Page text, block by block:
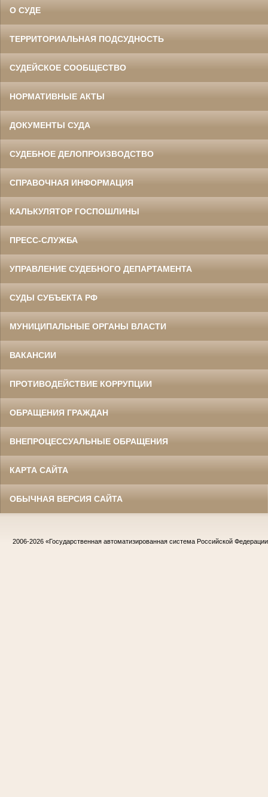
О СУДЕ
ТЕРРИТОРИАЛЬНАЯ ПОДСУДНОСТЬ
СУДЕЙСКОЕ СООБЩЕСТВО
НОРМАТИВНЫЕ АКТЫ
ДОКУМЕНТЫ СУДА
СУДЕБНОЕ ДЕЛОПРОИЗВОДСТВО
СПРАВОЧНАЯ ИНФОРМАЦИЯ
КАЛЬКУЛЯТОР ГОСПОШЛИНЫ
ПРЕСС-СЛУЖБА
УПРАВЛЕНИЕ СУДЕБНОГО ДЕПАРТАМЕНТА
СУДЫ СУБЪЕКТА РФ
МУНИЦИПАЛЬНЫЕ ОРГАНЫ ВЛАСТИ
ВАКАНСИИ
ПРОТИВОДЕЙСТВИЕ КОРРУПЦИИ
ОБРАЩЕНИЯ ГРАЖДАН
ВНЕПРОЦЕССУАЛЬНЫЕ ОБРАЩЕНИЯ
КАРТА САЙТА
ОБЫЧНАЯ ВЕРСИЯ САЙТА
2006-2026 «Государственная автоматизированная система Российской